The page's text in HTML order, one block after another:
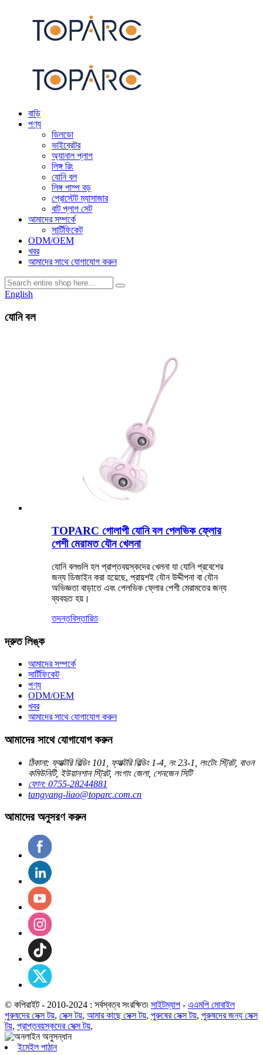
বাড়ি
পণ্য
ডিলডো
ভাইব্রেটর
অ্যানাল প্লাগ
লিঙ্গ রিং
যোনি বল
লিঙ্গ পাম্প বড়
প্রোস্টেট ম্যাসাজার
বাট প্লাগ সেট
আমাদের সম্পর্কে
সার্টিফিকেট
ODM/OEM
খবর
আমাদের সাথে যোগাযোগ করুন
English
যোনি বল
TOPARC গোলাপী যোনি বল পেলভিক ফ্লোর
পেশী মেরামত যৌন খেলনা
যোনি বলগুলি হল প্রাপ্তবয়স্কদের খেলনা যা যোনি প্রবেশের
জন্য ডিজাইন করা হয়েছে, প্রায়শই যৌন উদ্দীপনা বা যৌন
অভিজ্ঞতা বাড়াতে এবং পেলভিক ফ্লোর পেশী মেরামতের জন্য
ব্যবহৃত হয়।
তদন্তবিস্তারিত
দ্রুত লিঙ্ক
আমাদের সম্পর্কে
সার্টিফিকেট
পণ্য
ODM/OEM
খবর
আমাদের সাথে যোগাযোগ করুন
আমাদের সাথে যোগাযোগ করুন
ঠিকানা: ফ্যাক্টরি বিল্ডিং 101, ফ্যাক্টরি বিল্ডিং 1-4, নং 23-1, লংটেং স্ট্রিট, বাওন
কমিউনিটি, ইউয়ানশান স্ট্রিট, লংগাং জেলা, শেনজেন সিটি
ফোন: 0755-28244881
tangyang-liao@toparc.com.cn
আমাদের অনুসরণ করুন
© কপিরাইট - 2010-2024 : সর্বস্বত্ব সংরক্ষিত৷ সাইটম্যাপ - এএমপি মোবাইল
পুরুষদের সেক্স টয়, সেক্স টয়, আমার কাছে সেক্স টয়, পুরুষের সেক্স টয়, পুরুষদের জন্য সেক্স
টয়, প্রাপ্তবয়স্কদের সেক্স টয়,
ইমেইল পাঠান